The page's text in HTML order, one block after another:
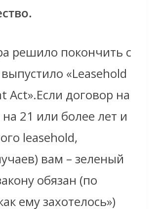
решило покончить с
«Leasehold
Act».Если договор на
21 или более лет и
leasehold,
вам – зеленый
обязан (по
ему захотелось»)